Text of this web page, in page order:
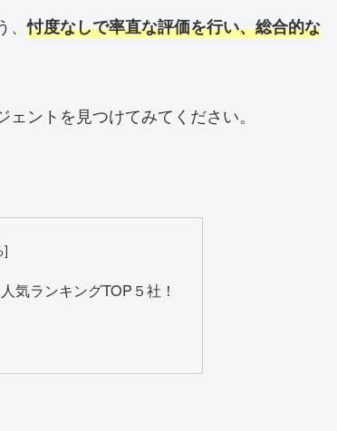
、忖度なしで率直な評価を行い、総合的な
ントを見つけてみてください。
気ランキングTOP５社！